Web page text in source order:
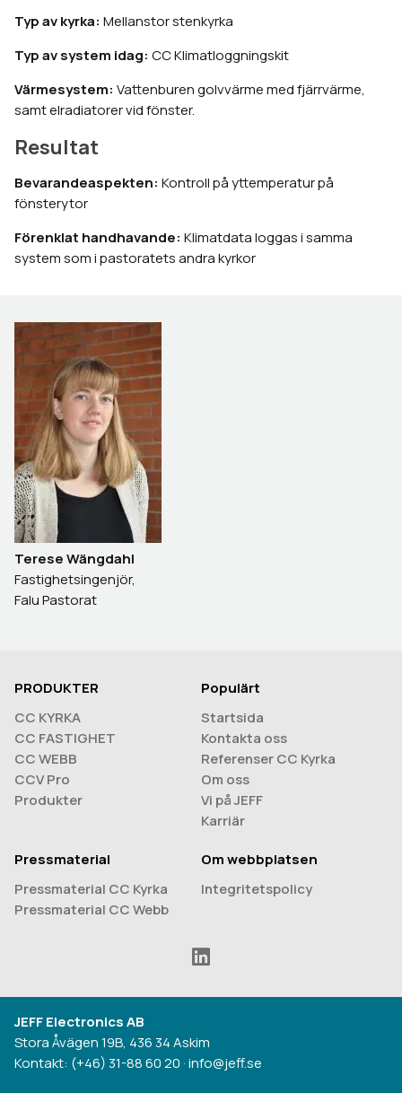
Typ av kyrka: Mellanstor stenkyrka
Typ av system idag: CC Klimatloggningskit
Värmesystem: Vattenburen golvvärme med fjärrvärme,
samt elradiatorer vid fönster.
Resultat
Bevarandeaspekten: Kontroll på yttemperatur på
fönsterytor
Förenklat handhavande: Klimatdata loggas i samma
system som i pastoratets andra kyrkor
Terese Wängdahl
Fastighetsingenjör,
Falu Pastorat
PRODUKTER
CC KYRKA
CC FASTIGHET
CC WEBB
CCV Pro
Produkter
Populärt
Startsida
Kontakta oss
Referenser CC Kyrka
Om oss
Vi på JEFF
Karriär
Pressmaterial
Pressmaterial CC Kyrka
Pressmaterial CC Webb
Om webbplatsen
Integritetspolicy
JEFF Electronics AB
Stora Åvägen 19B, 436 34 Askim
Kontakt: (+46) 31-88 60 20 ·info@jeff.se